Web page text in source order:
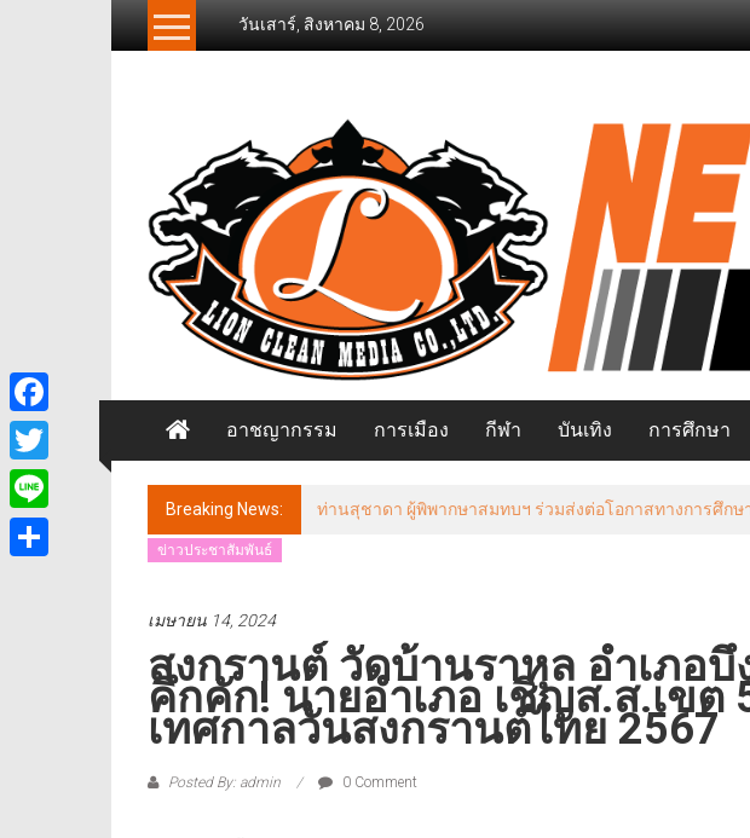
วันเสาร์, สิงหาคม 8, 2026
Freelancer
วส์
ฟรี
แลน
เซอร์
อาชญากรรม การเมือง กีฬา บันเทิง การศึกษา
Breaking News: ท่านสุชาดา ผู้พิพากษาสมทบฯ ร่วมส่งต่อโอกาสทางการศึกษา
ข่าวประชาสัมพันธ์
เมษายน 14, 2024
สงกรานต์ วัดบ้านราหุล อำเภอ
คึกคัก! นายอำเภอ เชิญส.ส.เขต
เทศกาลวันสงกรานต์ไทย 2567
Posted By: admin 0 Comment
Facebook
Twitter
Line